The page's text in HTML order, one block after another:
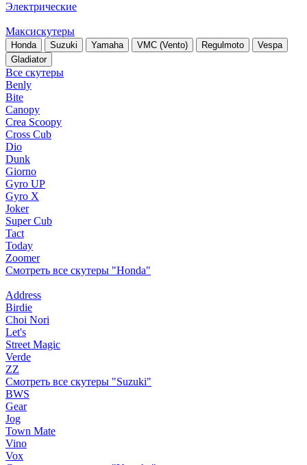
Электрические
Максискутеры
Honda Suzuki Yamaha VMC (Vento) Regulmoto
Vespa
Gladiator
Все скутеры
Benly
Bite
Canopy
Crea Scoopy
Cross Cub
Dio
Dunk
Giorno
Gyro UP
Gyro X
Joker
Super Cub
Tact
Today
Zoomer
Смотреть все скутеры "Honda"
Address
Birdie
Choi Nori
Let's
Street Magic
Verde
ZZ
Смотреть все скутеры "Suzuki"
BWS
Gear
Jog
Town Mate
Vino
Vox